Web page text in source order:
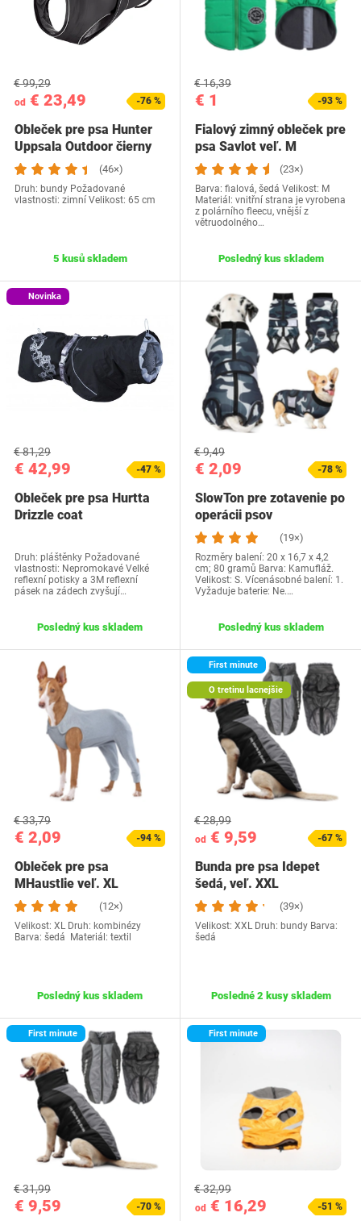
od € 23,49
€ 99,29
-76 %
Obleček pre psa Hunter
Uppsala Outdoor čierny
(46×)
Druh: bundy Požadované
vlastnosti: zimní Velikost: 65 cm
5 kusů skladem
€ 1
€ 16,39
-93 %
Fialový zimný obleček pre
psa Savlot veľ. M
(23×)
Barva: fialová, šedá Velikost: M
Materiál: vnitřní strana je vyrobena
z polárního fleecu, vnější z
větruodolného…
Posledný kus skladem
Novinka
€ 42,99
€ 81,29
-47 %
Obleček pre psa Hurtta
Drizzle coat
Druh: pláštěnky Požadované
vlastnosti: Nepromokavé Velké
reflexní potisky a 3M reflexní
pásek na zádech zvyšují…
Posledný kus skladem
€ 2,09
€ 9,49
-78 %
SlowTon pre zotavenie po
operácii psov
(19×)
Rozměry balení: 20 x 16,7 x 4,2
cm; 80 gramů Barva: Kamufláž.
Velikost: S. Vícenásobné balení: 1.
Vyžaduje baterie: Ne.…
Posledný kus skladem
€ 2,09
€ 33,79
-94 %
Obleček pre psa
MHaustlie veľ. XL
(12×)
Velikost: XL Druh: kombinézy
Barva: šedá Materiál: textil
Posledný kus skladem
First minute
O tretinu lacnejšie
od € 9,59
€ 28,99
-67 %
Bunda pre psa Idepet
šedá, veľ. XXL
(39×)
Velikost: XXL Druh: bundy Barva:
šedá
Posledné 2 kusy skladem
First minute
€ 9,59
€ 31,99
-70 %
First minute
od € 16,29
€ 32,99
-51 %